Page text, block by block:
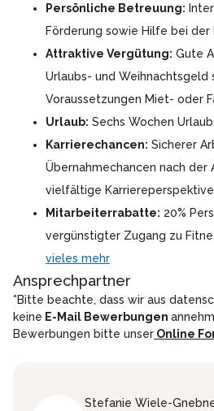
Persönliche Betreuung:
Förderung sowie Hilfe bei
Attraktive Vergütung: Gute
Urlaubs- und
Voraussetzungen Miet- oder
Urlaub: Sechs Wochen
Karrierechancen: Sicherer
Übernahmechancen nach der
vielfältige
Mitarbeiterrabatte: 20%
vergünstigter Zugang zu
vieles mehr
Ansprechpartner
*Bitte beachte, dass wir aus
keine E-Mail Bewerbungen
Bewerbungen bitte unser Online
Stefanie Wiele-